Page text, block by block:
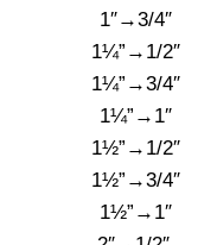
1″→3/4″
1¼”→1/2″
1¼”→3/4″
1¼”→1″
1½”→1/2″
1½”→3/4″
1½”→1″